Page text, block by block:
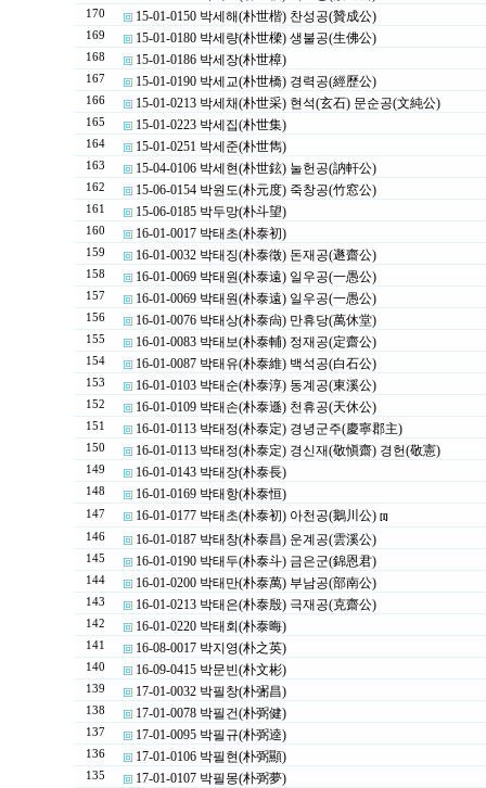
170 15-01-0150 박세해(朴世楷) 찬성공(贊成公)
169 15-01-0180 박세량(朴世樑) 생불공(生佛公)
168 15-01-0186 박세장(朴世樟)
167 15-01-0190 박세교(朴世橋) 경력공(經歷公)
166 15-01-0213 박세채(朴世采) 현석(玄石) 문순공(文純公)
165 15-01-0223 박세집(朴世集)
164 15-01-0251 박세준(朴世雋)
163 15-04-0106 박세현(朴世鉉) 눌헌공(訥軒公)
162 15-06-0154 박원도(朴元度) 죽창공(竹窓公)
161 15-06-0185 박두망(朴斗望)
160 16-01-0017 박태초(朴泰初)
159 16-01-0032 박태징(朴泰徵) 돈재공(遯齋公)
158 16-01-0069 박태원(朴泰遠) 일우공(一愚公)
157 16-01-0069 박태원(朴泰遠) 일우공(一愚公)
156 16-01-0076 박태상(朴泰尙) 만휴당(萬休堂)
155 16-01-0083 박태보(朴泰輔) 정재공(定齋公)
154 16-01-0087 박태유(朴泰維) 백석공(白石公)
153 16-01-0103 박태순(朴泰淳) 동계공(東溪公)
152 16-01-0109 박태손(朴泰遜) 천휴공(天休公)
151 16-01-0113 박태정(朴泰定) 경녕군주(慶寧郡主)
150 16-01-0113 박태정(朴泰定) 경신재(敬愼齋) 경헌(敬憲)
149 16-01-0143 박태장(朴泰長)
148 16-01-0169 박태항(朴泰恒)
147 16-01-0177 박태초(朴泰初) 아천공(鵝川公) [1]
146 16-01-0187 박태창(朴泰昌) 운계공(雲溪公)
145 16-01-0190 박태두(朴泰斗) 금은군(錦恩君)
144 16-01-0200 박태만(朴泰萬) 부남공(部南公)
143 16-01-0213 박태은(朴泰殷) 극재공(克齋公)
142 16-01-0220 박태회(朴泰晦)
141 16-08-0017 박지영(朴之英)
140 16-09-0415 박문빈(朴文彬)
139 17-01-0032 박필창(朴弻昌)
138 17-01-0078 박필건(朴弼健)
137 17-01-0095 박필규(朴弼逵)
136 17-01-0106 박필현(朴弼顯)
135 17-01-0107 박필몽(朴弼夢)